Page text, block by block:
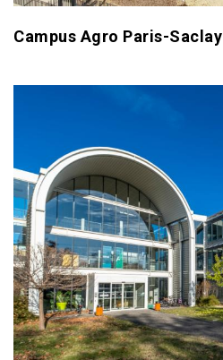
Campus Agro Paris-Saclay